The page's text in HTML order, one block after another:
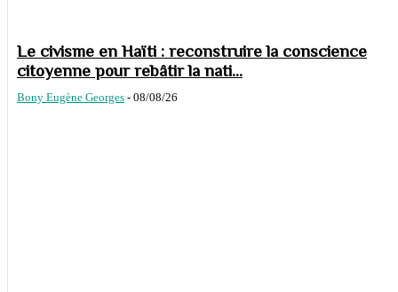
Le civisme en Haïti : reconstruire la conscience
citoyenne pour rebâtir la nati...
Bony Eugène Georges - 08/08/26